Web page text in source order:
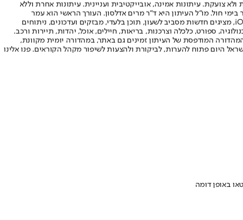
צועקת. עיתונות אמינה, אובייקטיבית ועניינית. עיתונות אחרת וללא
בעל שיעור החשיפה הגבוה ביותר בימי חול. מו"ל העיתון היא ד"ר מרים אדלסון. העורך הראשי הוא עמר
לחמנוביץ, והעורך המייסד הוא עמוס רגב. אתרי האינטרנט של "ישראל היום" בעברית ובאנגלית, כמו כן היישומונים (אפליקציות) לאנדרואיד ול-iOS, מציגים חדשות מסביב לשעון, תוכן בלעדי, מבזקים ועדכונים, ניתוחים
ספורט, כלכלה וצרכנות, בריאות, חיילים, אוכל, יהדות, תיירות ורכב.
המהדורה המודפסת של העיתון זמינים גם באתר, במהדורה יומית מקוונת,
היום פתוח להערות, לביקורת ולהצעות לשיפור מקהל הקוראים. פנו אלינו
באופן דומה